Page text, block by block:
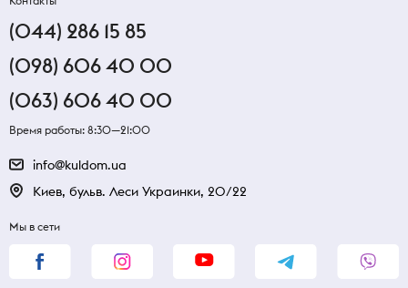
(044) 286 15 85
(098) 606 40 00
(063) 606 40 00
Время работы: 8:30—21:00
info@kuldom.ua
Киев, бульв. Леси Украинки, 20/22
Мы в сети